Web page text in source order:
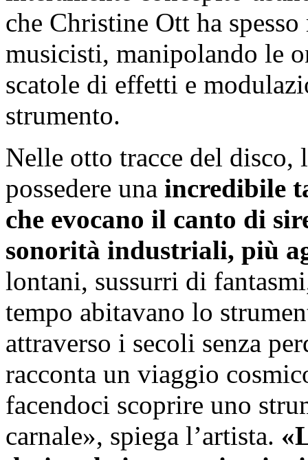
che Christine Ott ha
musicisti, manipolando le
scatole di effetti e
strumento.
Nelle otto tracce del disco,
possedere una incredibile
che evocano il canto di
sonorità industriali, più
lontani, sussurri di
tempo abitavano lo
attraverso i secoli senza
racconta un viaggio
facendoci scoprire uno
carnale», spiega l’artista.